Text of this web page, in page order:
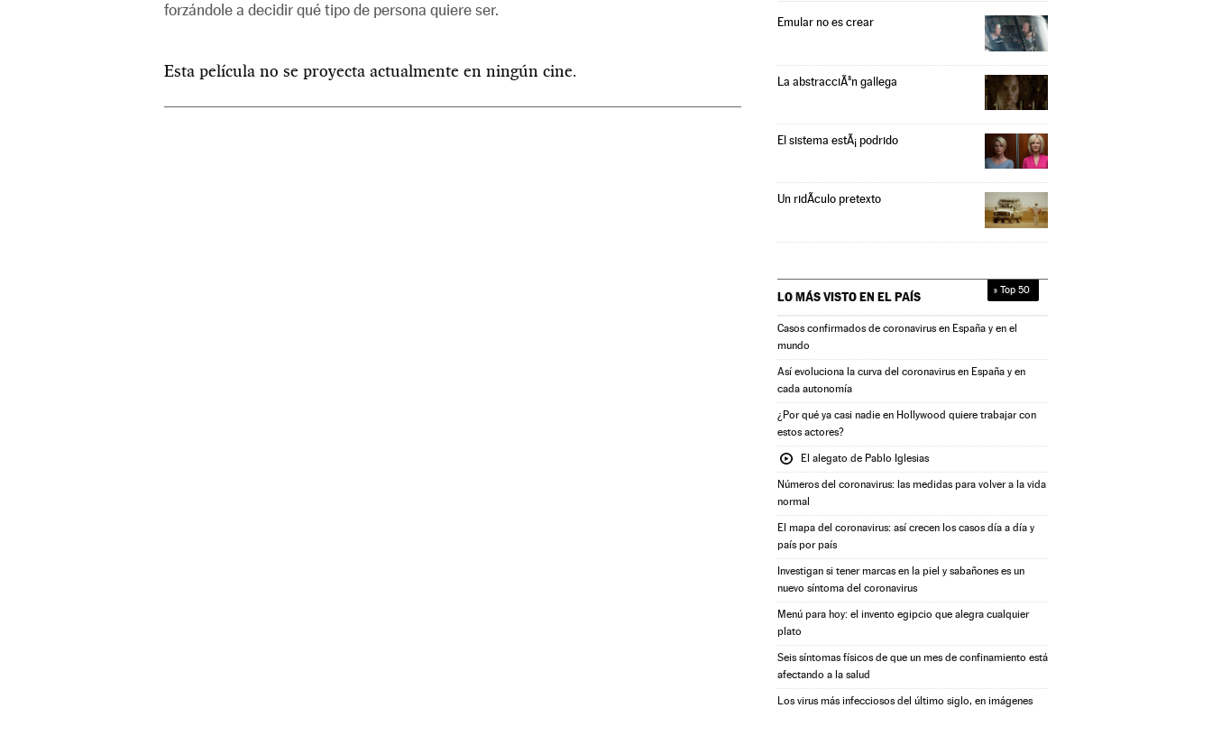
forzándole a decidir qué tipo de persona quiere ser.
Esta película no se proyecta actualmente en ningún cine.
Emular no es crear
La abstracciÃ³n gallega
El sistema estÃ¡ podrido
Un ridÃ­culo pretexto
LO MÁS VISTO EN EL PAÍS » Top 50
Casos confirmados de coronavirus en España y en el
mundo
Así evoluciona la curva del coronavirus en España y en
cada autonomía
¿Por qué ya casi nadie en Hollywood quiere trabajar con
estos actores?
El alegato de Pablo Iglesias
Números del coronavirus: las medidas para volver a la vida
normal
El mapa del coronavirus: así crecen los casos día a día y
país por país
Investigan si tener marcas en la piel y sabañones es un
nuevo síntoma del coronavirus
Menú para hoy: el invento egipcio que alegra cualquier
plato
Seis síntomas físicos de que un mes de confinamiento está
afectando a la salud
Los virus más infecciosos del último siglo, en imágenes